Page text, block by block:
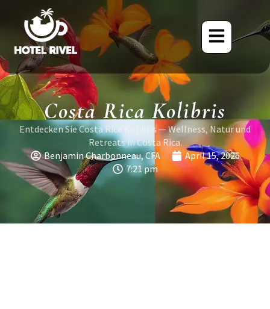
Costa Rica Kolibris
Entdecken Sie Costa Rica Kolibris — Wellness, Natur und
Retreats in Costa Rica.
Benjamin Charbonneau, CFA
April 15, 2026
7:21 pm